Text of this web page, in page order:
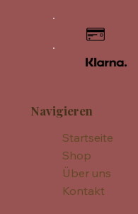
Navigieren
Startseite
Shop
Über uns
Kontakt